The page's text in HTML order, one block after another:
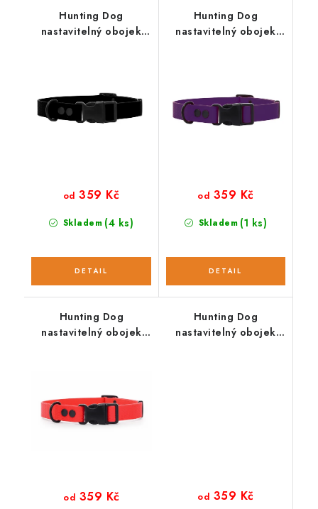
Hunting Dog
nastavitelný obojek
Skladem (4 ks)
od 359 Kč
Hunting Dog
nastavitelný obojek
Skladem (1 ks)
od 359 Kč
Hunting Dog
nastavitelný obojek
od 359 Kč
Hunting Dog
nastavitelný obojek
od 359 Kč